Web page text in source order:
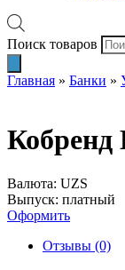
Поиск товаров
Главная » Банки »
Валюта: UZS
Выпуск: платный
Оформить
Отзывы (0)